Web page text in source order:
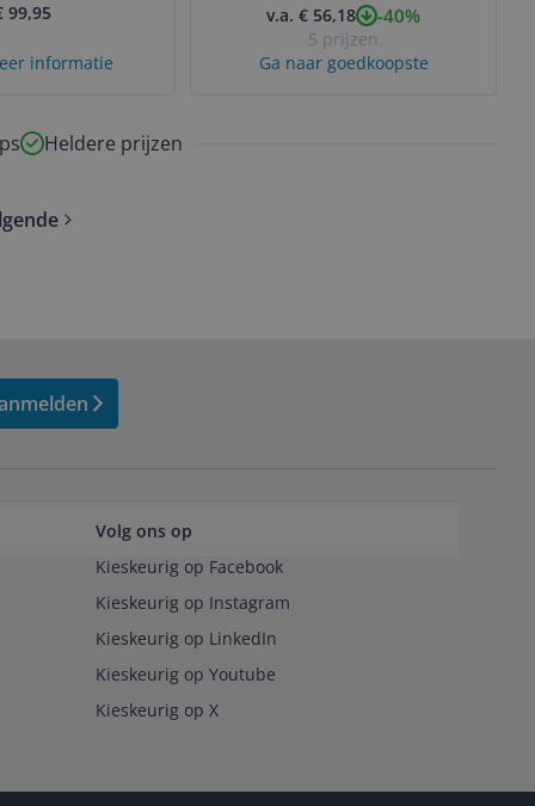
99,95
informatie
v.a. € 56,18 -40%
5 prijzen
Ga naar goedkoopste
Heldere prijzen
Volg ons op
Kieskeurig op Facebook
Kieskeurig op Instagram
Kieskeurig op LinkedIn
Kieskeurig op Youtube
Kieskeurig op X